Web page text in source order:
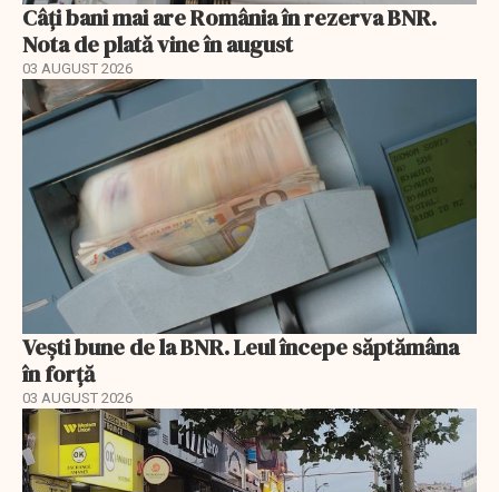
Câți bani mai are România în rezerva BNR.
Nota de plată vine în august
03 AUGUST 2026
Vești bune de la BNR. Leul începe săptămâna
în forță
03 AUGUST 2026